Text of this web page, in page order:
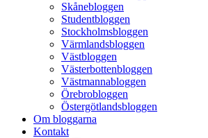
Skånebloggen
Studentbloggen
Stockholmsbloggen
Värmlandsbloggen
Västbloggen
Västerbottenbloggen
Västmannabloggen
Örebrobloggen
Östergötlandsbloggen
Om bloggarna
Kontakt